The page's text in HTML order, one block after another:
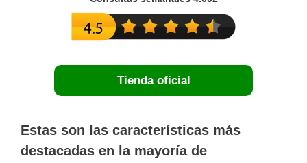
Tienda oficial
Estas son las características más
destacadas en la mayoría de